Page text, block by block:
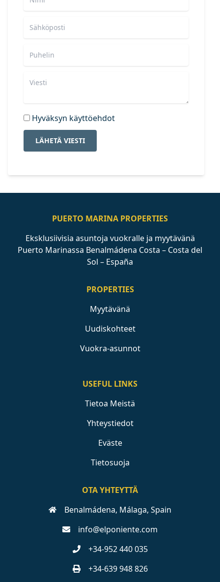
Hyväksyn käyttöehdot
LÄHETÄ VIESTI
PUERTO MARINA PROPERTIES
Eksklusiivisia asuntoja vuokralle ja myytävänä
Puerto Marinassa Benalmádena Costa – Costa del
Sol – España
PROPERTIES
Myytävänä
Uudiskohteet
Vuokra-asunnot
USEFUL LINKS
Tietoa Meistä
Yhteystiedot
Eväste
Tietosuoja
OTA YHTEYTTÄ
Benalmádena, Málaga, Spain
info@elponiente.com
+34-952 440 035
+34-639 948 826